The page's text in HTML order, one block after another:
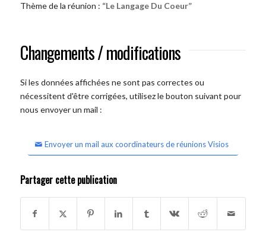
Thème de la réunion : “Le Langage Du Coeur”
Changements / modifications
Si les données affichées ne sont pas correctes ou
nécessitent d'être corrigées, utilisez le bouton suivant pour
nous envoyer un mail :
Envoyer un mail aux coordinateurs de réunions Visios
Partager cette publication